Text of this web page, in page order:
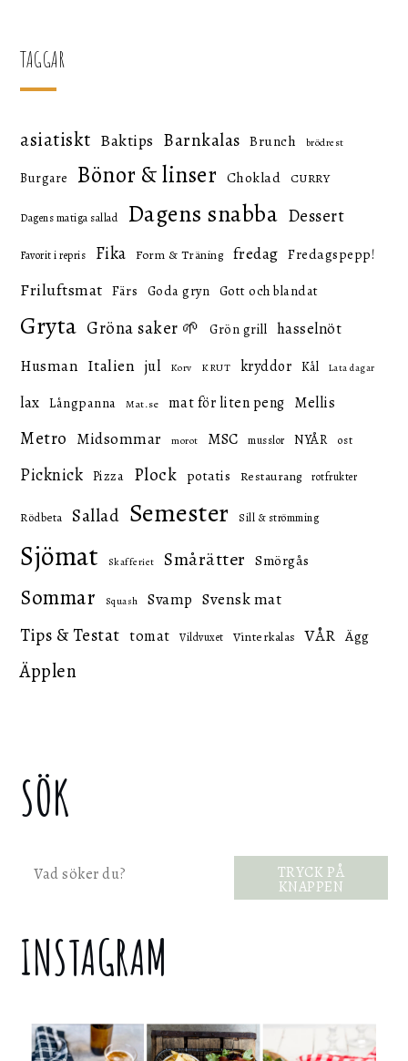
TAGGAR
asiatiskt Baktips Barnkalas Brunch brödrest
Burgare Bönor & linser Choklad CURRY
Dagens matiga sallad Dagens snabba Dessert
Favorit i repris Fika Form & Träning fredag Fredagspepp!
Friluftsmat Färs Goda gryn Gott och blandat
Gryta Gröna saker 🌱 Grön grill hasselnöt
Husman Italien jul Korv KRUT kryddor Kål Lata dagar
lax Långpanna Mat.se mat för liten peng Mellis
Metro Midsommar morot MSC musslor NYÅR ost
Picknick Pizza Plock potatis Restaurang rotfrukter
Rödbeta Sallad Semester Sill & strömming
Sjömat Skafferiet Smårätter Smörgås
Sommar Squash Svamp Svensk mat
Tips & Testat tomat Vildvuxet Vinterkalas VÅR Ägg
Äpplen
SÖK
Sök TRYCK PÅ
KNAPPEN
INSTAGRAM